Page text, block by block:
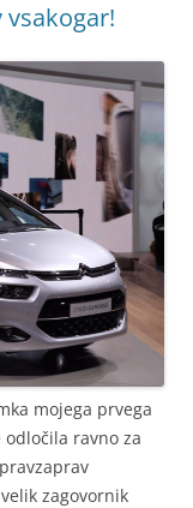
mojega prvega
ravno za
zagovornik